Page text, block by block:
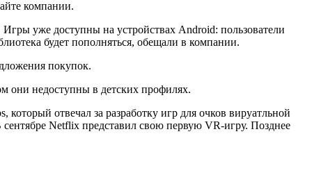
компании.
уже доступны на устройствах Android: пользователи
будет пополняться, обещали в компании.
покупок.
они недоступны в детских профилях.
отвечал за разработку игр для очков вируатльной
сентябре Netflix представил свою первую VR-игру. Позднее